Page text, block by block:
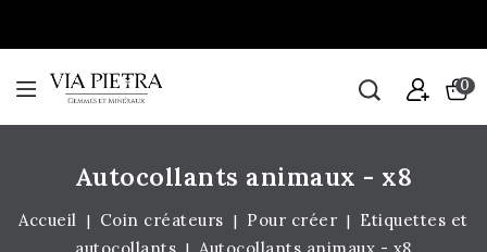
0
Autocollants animaux - x8
Accueil Coin créateurs Pour créer
Etiquettes et